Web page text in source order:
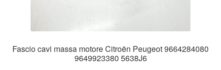
Fascio cavi massa motore Citroën Peugeot 9664284080
9649923380 5638J6